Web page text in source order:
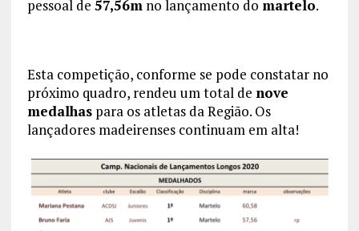
pessoal de 57,56mno lançamento do martelo.
Esta competição, conforme se pode constatar no
próximo quadro, rendeu um total de nove
medalhaspara os atletas da Região. Os
lançadores madeirenses continuam em alta!